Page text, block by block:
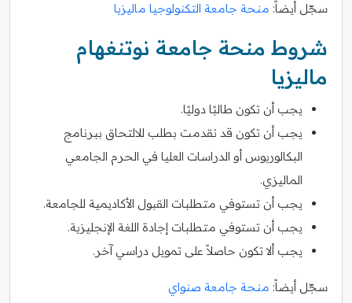
سجّل أيضاً: منحة جامعة التكنولوجيا ماليزيا
شروط منحة جامعة نوتنغهام
ماليزيا
يجب أن تكون طالبًا دوليًا.
يجب أن تكون قد تقدمت بطلب للالتحاق ببرنامج
البكالوريوس أو الدراسات العليا في الحرم الجامعي
الماليزي.
يجب أن تستوفي متطلبات القبول الأكاديمية للجامعة.
يجب أن تستوفي متطلبات إجادة اللغة الإنجليزية.
يجب ألا تكون حاصلاً على تمويل دراسي آخر.
سجّل أيضاً: منحة جامعة صنواي